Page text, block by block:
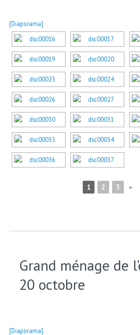
[Diaporama]
1 2 3 ►
Grand ménage de
20 octobre
[Diaporama]